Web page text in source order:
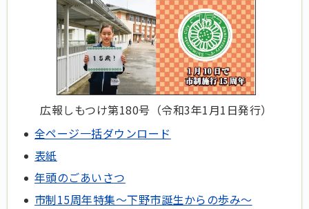
広報しもつけ第180号（令和3年1月1日発行）
全ページ一括ダウンロード
表紙
年頭のごあいさつ
市制15周年特集～下野市誕生からの歩み～